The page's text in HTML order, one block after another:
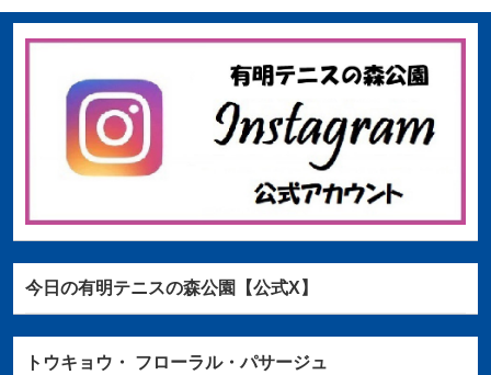
今日の有明テニスの森公園【公式X】
トウキョウ・ フローラル・パサージュ